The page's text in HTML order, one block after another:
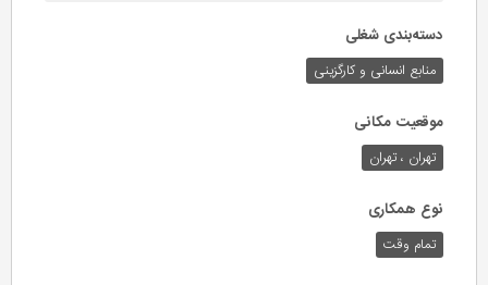
دسته‌بندی شغلی
منابع انسانی و کارگزینی
موقعیت مکانی
تهران ، تهران
نوع همکاری
تمام وقت